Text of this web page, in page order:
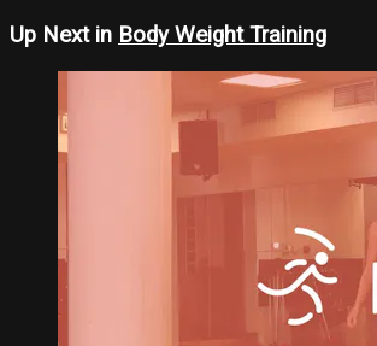
Up Next in Body Weight Training